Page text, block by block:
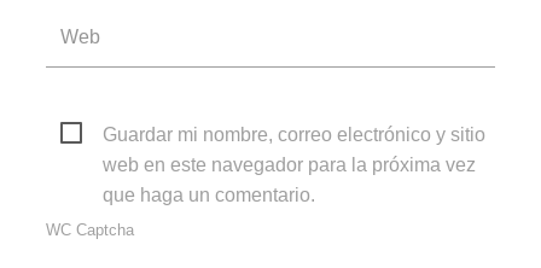
Guardar mi nombre, correo electrónico y sitio
web en este navegador para la próxima vez
que haga un comentario.
WC Captcha